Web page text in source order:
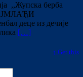
,,Жупска берба
деце из дечије
[…]
↑ Get this